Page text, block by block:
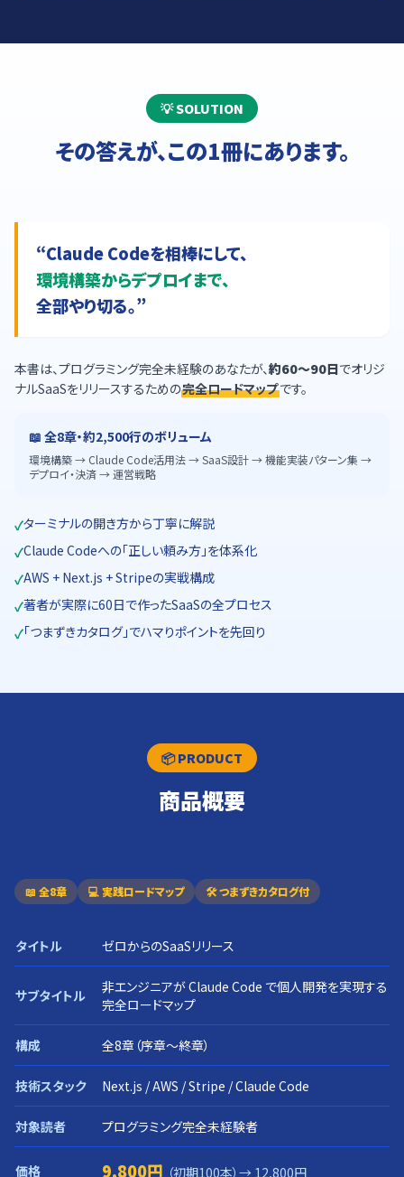
💡 SOLUTION
その答えが、この1冊にあります。
“Claude Codeを相棒にして、
環境構築からデプロイまで、
全部やり切る。”
本書は、プログラミング完全未経験のあなたが、約60〜90日でオリジ
ナルSaaSをリリースするための完全ロードマップです。
📖 全8章・約2,500行のボリューム
環境構築 → Claude Code活用法 → SaaS設計 → 機能実装パターン集 →
デプロイ・決済 → 運営戦略
✓ターミナルの開き方から丁寧に解説
✓Claude Codeへの「正しい頼み方」を体系化
✓AWS + Next.js + Stripeの実戦構成
✓著者が実際に60日で作ったSaaSの全プロセス
✓「つまずきカタログ」でハマりポイントを先回り
📦 PRODUCT
商品概要
📖 全8章 💻 実践ロードマップ 🛠️ つまずきカタログ付
タイトル ゼロからのSaaSリリース
サブタイトル
非エンジニアが Claude Code で個人開発を実現する
完全ロードマップ
構成 全8章（序章〜終章）
技術スタック Next.js / AWS / Stripe / Claude Code
対象読者 プログラミング完全未経験者
価格 9,800円 （初期100本）→ 12,800円